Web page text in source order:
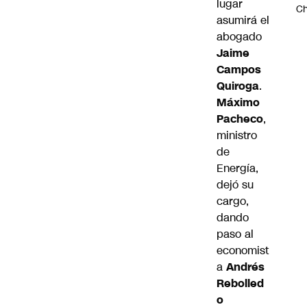
lugar
asumirá el
abogado
Jaime
Campos
Quiroga.
Máximo
Pacheco,
ministro
de
Energía,
dejó su
cargo,
dando
paso al
economist
a Andrés
Rebolled
o